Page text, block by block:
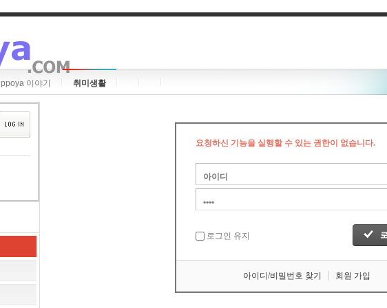
ppoya 이야기 취미생활
요청하신 기능을 실행할 수 있는 권한이 없습니다.
로그인 유지
아이디/비밀번호 찾기 회원 가입